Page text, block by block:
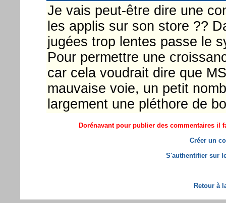
Je vais peut-être dire une
les applis sur son store ??
jugées trop lentes passe le
Pour permettre une
car cela voudrait dire que
mauvaise voie, un petit
largement une pléthore de
Dorénavant pour publier des commentaires il
Créer un
S'authentifier sur
Retour à